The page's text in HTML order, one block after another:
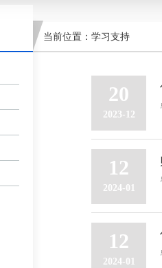
当前位置： 学习支持
20
2023-12
12
2024-01
12
2024-01